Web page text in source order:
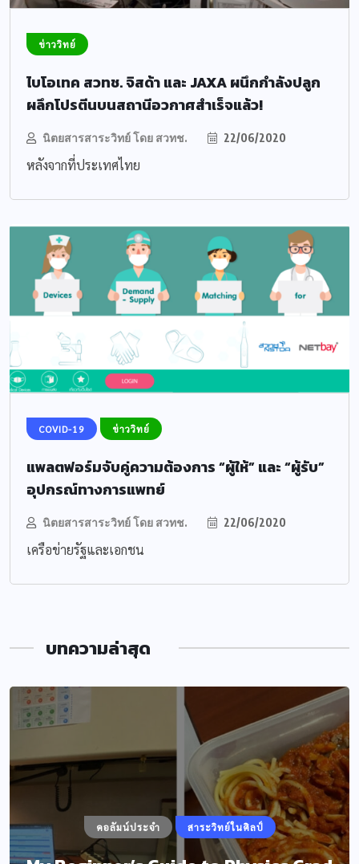
ข่าววิทย์
ไบโอเทค สวทช. จิสด้า และ JAXA ผนึกกำลังปลูก
ผลึกโปรตีนบนสถานีอวกาศสำเร็จแล้ว!
นิตยสารสาระวิทย์ โดย สวทช. 22/06/2020
หลังจากที่ประเทศไทย
COVID-19 ข่าววิทย์
แพลตฟอร์มจับคู่ความต้องการ “ผู้ให้” และ “ผู้รับ”
อุปกรณ์ทางการแพทย์
นิตยสารสาระวิทย์ โดย สวทช. 22/06/2020
เครือข่ายรัฐและเอกชน
บทความล่าสุด
คอลัมน์ประจำ สาระวิทย์ในศิลป์